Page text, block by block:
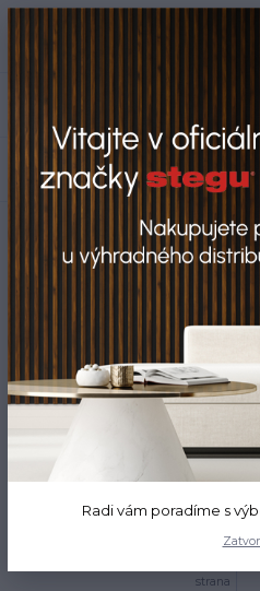
Po-Pi: 8:00-16:00 Sobota: 9:00-
Úvod
Blog
Objavte možnosti produktov
svoj priestor.
V našom oficiálnom e-shope
výber – od stenových lamiel
skladom, bez čakania.
Najnovšie články
strana
Radi vám poradíme s